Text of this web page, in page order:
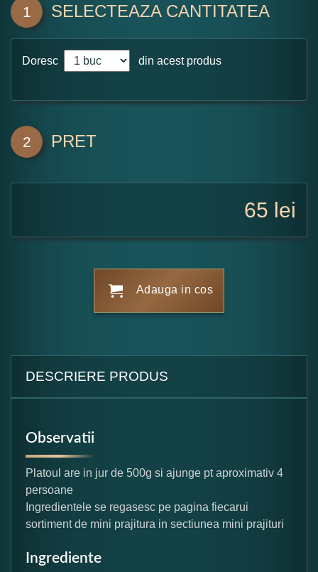
1 SELECTEAZA CANTITATEA
Doresc din acest produs
2 PRET
65 lei
Adauga in cos
DESCRIERE PRODUS
Observatii
Platoul are in jur de 500g si ajunge pt aproximativ 4
persoane
Ingredientele se regasesc pe pagina fiecarui
sortiment de mini prajitura in sectiunea mini prajituri
Ingrediente